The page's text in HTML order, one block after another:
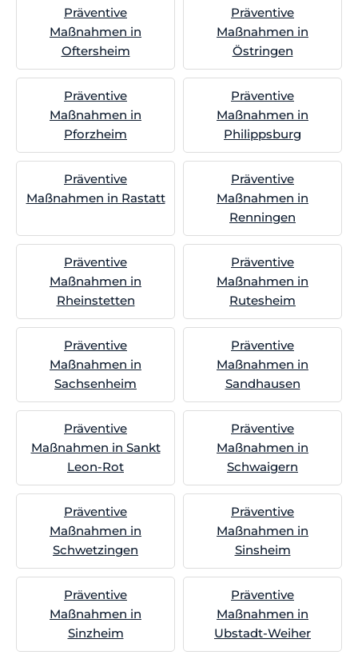
Präventive
Maßnahmen in
Oftersheim
Präventive
Maßnahmen in
Östringen
Präventive
Maßnahmen in
Pforzheim
Präventive
Maßnahmen in
Philippsburg
Präventive
Maßnahmen in Rastatt
Präventive
Maßnahmen in
Renningen
Präventive
Maßnahmen in
Rheinstetten
Präventive
Maßnahmen in
Rutesheim
Präventive
Maßnahmen in
Sachsenheim
Präventive
Maßnahmen in
Sandhausen
Präventive
Maßnahmen in Sankt
Leon-Rot
Präventive
Maßnahmen in
Schwaigern
Präventive
Maßnahmen in
Schwetzingen
Präventive
Maßnahmen in
Sinsheim
Präventive
Maßnahmen in
Sinzheim
Präventive
Maßnahmen in
Ubstadt-Weiher